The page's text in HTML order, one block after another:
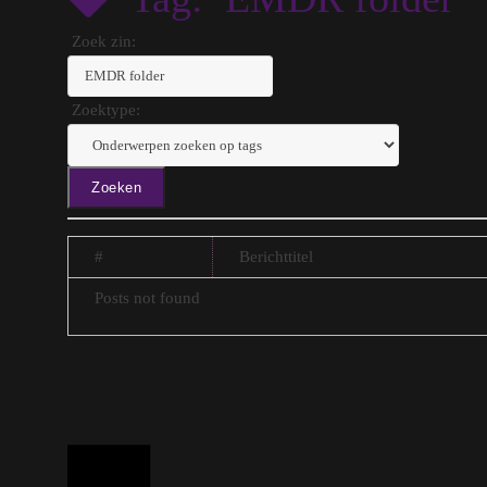
Zoek zin:
Zoektype:
# Berichttitel
Posts not found